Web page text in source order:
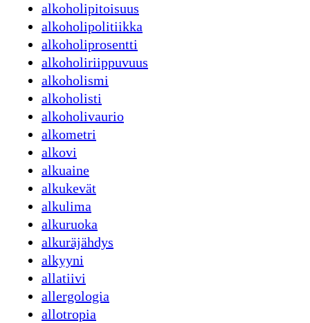
alkoholipitoisuus
alkoholipolitiikka
alkoholiprosentti
alkoholiriippuvuus
alkoholismi
alkoholisti
alkoholivaurio
alkometri
alkovi
alkuaine
alkukevät
alkulima
alkuruoka
alkuräjähdys
alkyyni
allatiivi
allergologia
allotropia